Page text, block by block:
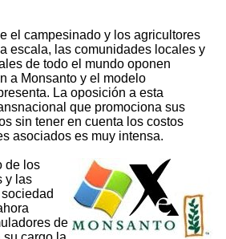
el campesinado y los agricultores
escala, las comunidades locales y
de todo el mundo oponen
a Monsanto y el modelo
La oposición a esta
que promociona sus
sin tener en cuenta los costos
asociados es muy intensa.
de los
y las
de